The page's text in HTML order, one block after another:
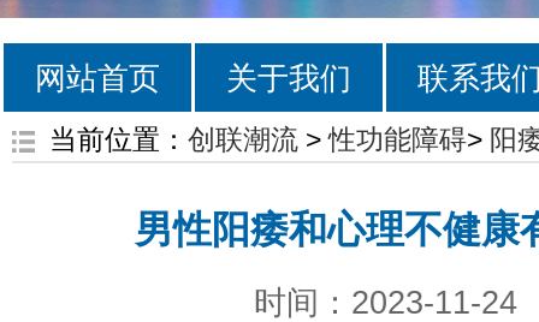
网站首页 关于我们 联系我
当前位置： 创联潮流>性功能障碍> 阳
男性阳痿和心理不健康
时间：2023-11-24